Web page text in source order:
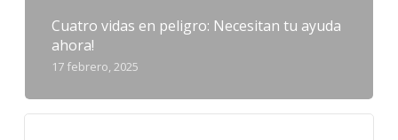
Cuatro vidas en peligro: Necesitan tu ayuda
ahora!
17 febrero, 2025